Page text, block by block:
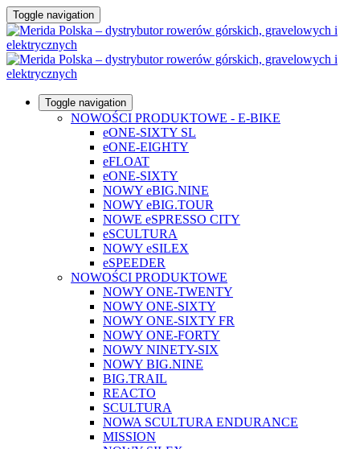
Toggle navigation
Toggle navigation
NOWOŚCI PRODUKTOWE - E-BIKE
eONE-SIXTY SL
eONE-EIGHTY
eFLOAT
eONE-SIXTY
NOWY eBIG.NINE
NOWY eBIG.TOUR
NOWE eSPRESSO CITY
eSCULTURA
NOWY eSILEX
eSPEEDER
NOWOŚCI PRODUKTOWE
NOWY ONE-TWENTY
NOWY ONE-SIXTY
NOWY ONE-SIXTY FR
NOWY ONE-FORTY
NOWY NINETY-SIX
NOWY BIG.NINE
BIG.TRAIL
REACTO
SCULTURA
NOWA SCULTURA ENDURANCE
MISSION